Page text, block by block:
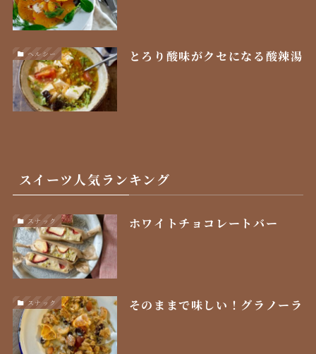
ヘルシー とろり酸味がクセになる酸辣湯
スイーツ人気ランキング
スナック ホワイトチョコレートバー
スナック そのままで味しい！グラノーラ